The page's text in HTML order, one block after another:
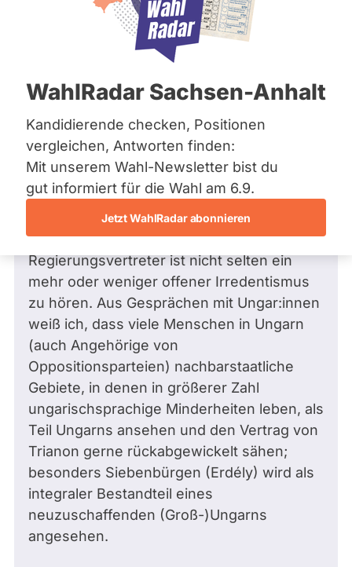
Bremen
Hamburg
Mecklenburg-Vorpommern
Nordrhein-Westfalen
Saarland
Sachsen
Sachsen-Anhalt
Sachsen-Anhalt
Schleswig-Holstein
Thüringen
Archiv
Über uns
Spenden
WahlRadar Sachsen-Anhalt
Kandidierende checken, Positionen
vergleichen, Antworten finden:
Mit unserem Wahl-Newsletter bist du
gut informiert für die Wahl am 6.9.
Jetzt WahlRadar abonnieren
weil
aktive
17.01.2025
Halten Sie es für denkbar, dass die
ungar. Regierung separatistische
Bewegungen in Nachbarländern (etwa
Siebenbürgen) gründet/unterstützt
und nach dem Vorbild Russlands in O-
Ukraine (2014) handelt?
Sehr geehrter Herr Hacker,
in der Rhetorik von ungarischen
Regierungsvertreter ist nicht selten ein
mehr oder weniger offener Irredentismus
zu hören. Aus Gesprächen mit Ungar:innen
weiß ich, dass viele Menschen in Ungarn
(auch Angehörige von
Oppositionsparteien) nachbarstaatliche
Gebiete, in denen in größerer Zahl
ungarischsprachige Minderheiten leben, als
Teil Ungarns ansehen und den Vertrag von
Trianon gerne rückabgewickelt sähen;
besonders Siebenbürgen (Erdély) wird als
integraler Bestandteil eines
neuzuschaffenden (Groß-)Ungarns
angesehen.